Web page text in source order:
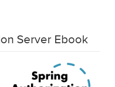
Server Ebook